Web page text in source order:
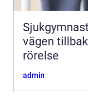
vägen
rörelse
admin